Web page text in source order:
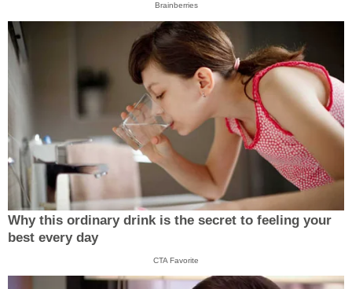
Brainberries
Why this ordinary drink is the secret to feeling your
best every day
CTA Favorite